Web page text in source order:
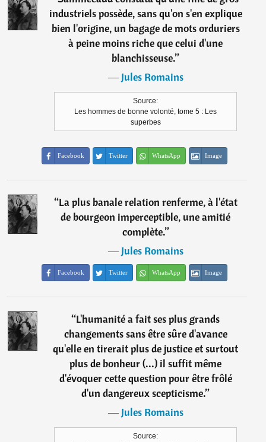
industriels possède, sans qu'on s'en explique
bien l'origine, un bagage de mots orduriers
à peine moins riche que celui d'une
blanchisseuse.”
―Jules Romains
Source:
Les hommes de bonne volonté, tome 5 : Les
superbes
Facebook Twitter WhatsApp Image
“La plus banale relation renferme, à l'état
de bourgeon imperceptible, une amitié
complète.”
―Jules Romains
Facebook Twitter WhatsApp Image
“L'humanité a fait ses plus grands
changements sans être sûre d'avance
qu'elle en tirerait plus de justice et surtout
plus de bonheur (...) il suffit même
d'évoquer cette question pour être frôlé
d'un dangereux scepticisme.”
―Jules Romains
Source: